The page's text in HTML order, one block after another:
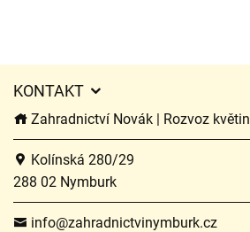
KONTAKT
Zahradnictví Novák | Rozvoz květin
Kolínská 280/29
288 02 Nymburk
info@zahradnictvinymburk.cz